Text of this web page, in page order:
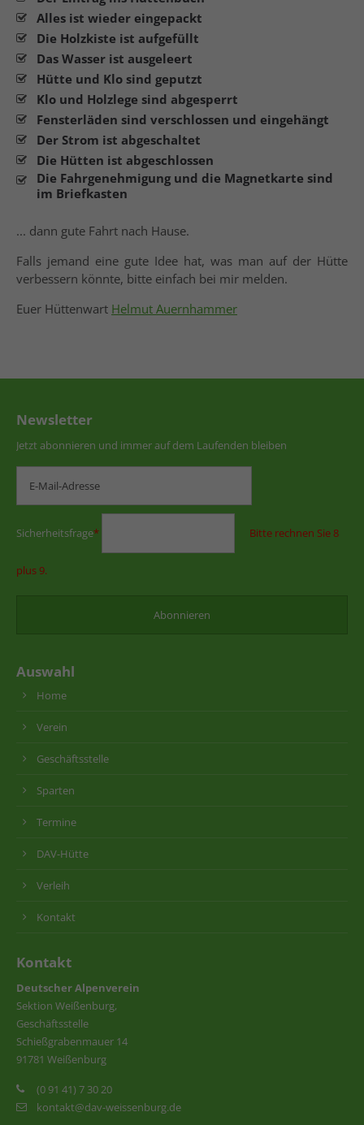
Alles ist wieder eingepackt
Die Holzkiste ist aufgefüllt
Das Wasser ist ausgeleert
Hütte und Klo sind geputzt
Klo und Holzlege sind abgesperrt
Fensterläden sind verschlossen und eingehängt
Der Strom ist abgeschaltet
Die Hütten ist abgeschlossen
Die Fahrgenehmigung und die Magnetkarte sind
im Briefkasten
... dann gute Fahrt nach Hause.
Falls jemand eine gute Idee hat, was man auf der Hütte
verbessern könnte, bitte einfach bei mir melden.
Euer Hüttenwart Helmut Auernhammer
Newsletter
Jetzt abonnieren und immer auf dem Laufenden bleiben
Sicherheitsfrage* Bitte rechnen Sie 8
plus 9.
Auswahl
Home
Verein
Geschäftsstelle
Sparten
Termine
DAV-Hütte
Verleih
Kontakt
Kontakt
Deutscher Alpenverein
Sektion Weißenburg,
Geschäftsstelle
Schießgrabenmauer 14
91781 Weißenburg
(0 91 41) 7 30 20
kontakt@dav-weissenburg.de